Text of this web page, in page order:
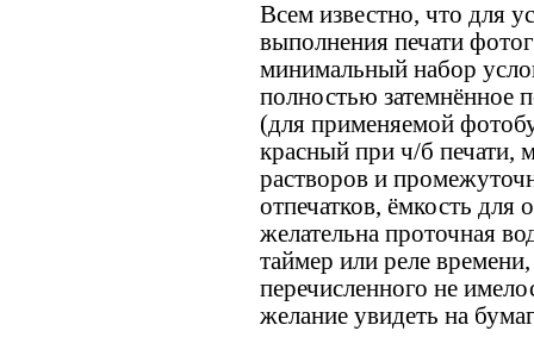
Всем известно, что для
выполнения печати
минимальный набор
полностью затемнённое
(для применяемой
красный при ч/б печати,
растворов и
отпечатков, ёмкость для
желательна проточная
таймер или реле
перечисленного не
желание увидеть на